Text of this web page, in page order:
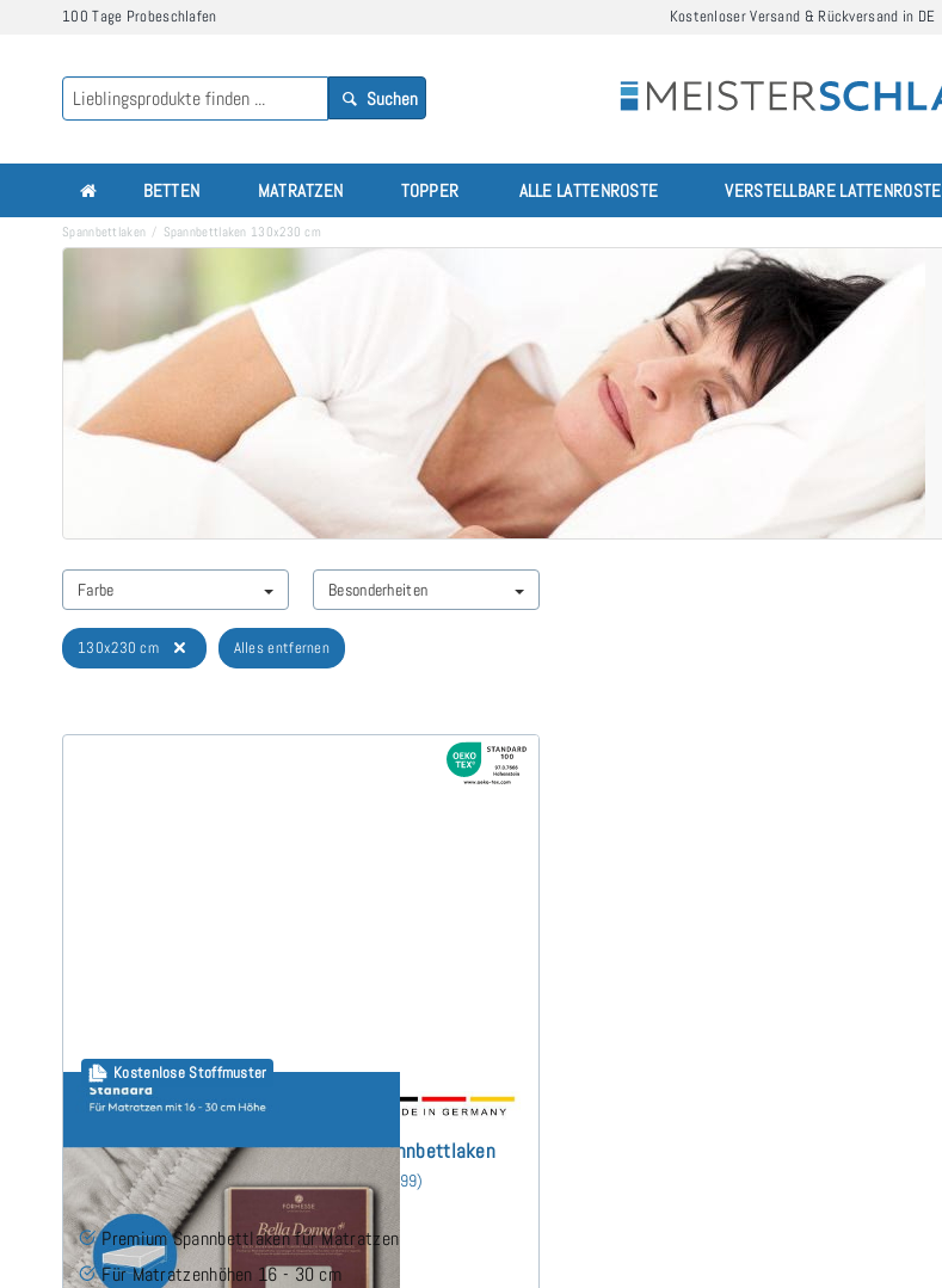
100 Tage Probeschlafen Kostenloser Versand & Rückversand in DE
Suchen
BETTEN MATRATZEN TOPPER ALLE LATTENROSTE VERSTELLBARE LATTENROSTE
Spannbettlaken Spannbettlaken 130x230 cm
Farbe Besonderheiten
130x230 cm Alles entfernen
Kostenlose Stoffmuster
Bella Donna Jersey (bis 30cm) Spannbettlaken
130x230 cm
(99)
Premium Spannbettlaken für Matratzen
Für Matratzenhöhen 16 - 30 cm